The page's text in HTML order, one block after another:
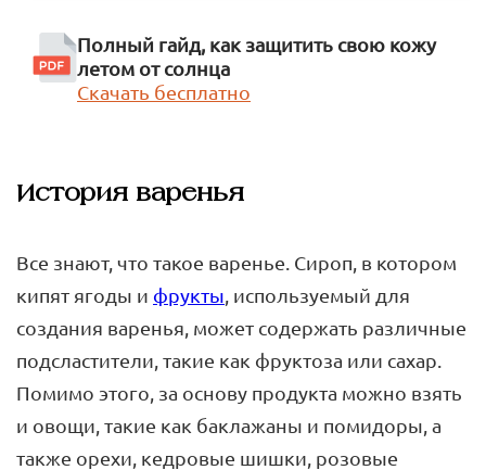
Полный гайд, как защитить свою кожу
летом от солнца
Скачать бесплатно
История варенья
Все знают, что такое варенье. Сироп, в котором
кипят ягоды и фрукты , используемый для
создания варенья, может содержать различные
подсластители, такие как фруктоза или сахар.
Помимо этого, за основу продукта можно взять
и овощи, такие как баклажаны и помидоры, а
также орехи, кедровые шишки, розовые